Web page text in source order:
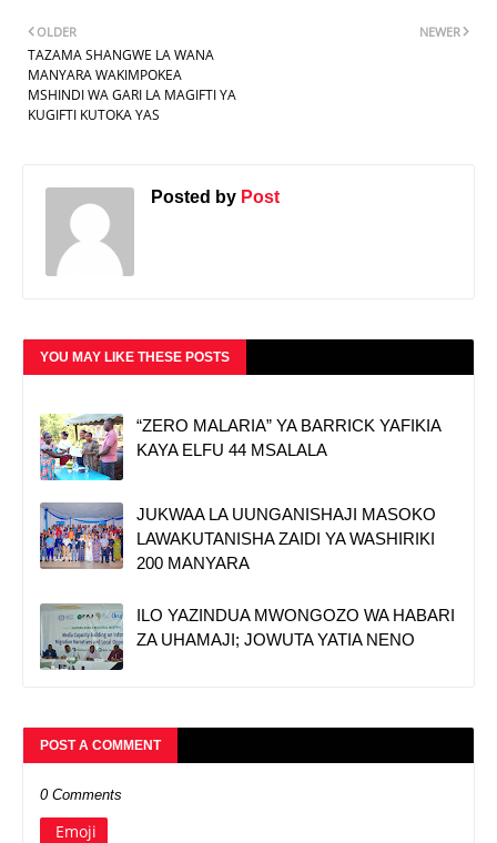
NEWER
OLDER
TAZAMA SHANGWE LA WANA
MANYARA WAKIMPOKEA
MSHINDI WA GARI LA MAGIFTI YA
KUGIFTI KUTOKA YAS
Posted by Post
YOU MAY LIKE THESE POSTS
“ZERO MALARIA” YA BARRICK YAFIKIA
KAYA ELFU 44 MSALALA
JUKWAA LA UUNGANISHAJI MASOKO
LAWAKUTANISHA ZAIDI YA WASHIRIKI
200 MANYARA
ILO YAZINDUA MWONGOZO WA HABARI
ZA UHAMAJI; JOWUTA YATIA NENO
POST A COMMENT
0 Comments
Emoji